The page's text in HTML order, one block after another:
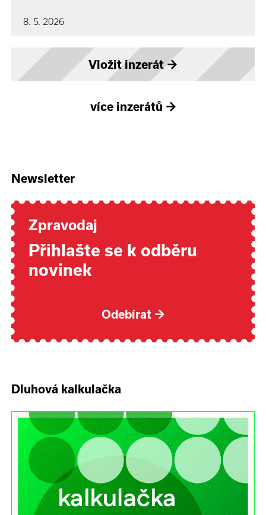
8. 5. 2026
Vložit inzerát→
více inzerátů →
Newsletter
Zpravodaj
Přihlašte se k odběru
novinek
Odebírat →
Dluhová kalkulačka